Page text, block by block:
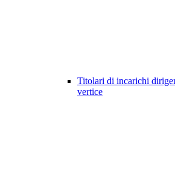
Titolari di incarichi
vertice